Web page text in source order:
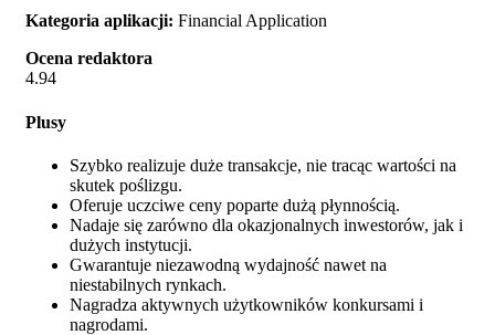
Kategoria aplikacji: Financial Application
Ocena redaktora
4.94
Plusy
Szybko realizuje duże transakcje, nie tracąc wartości na
skutek poślizgu.
Oferuje uczciwe ceny poparte dużą płynnością.
Nadaje się zarówno dla okazjonalnych inwestorów, jak i
dużych instytucji.
Gwarantuje niezawodną wydajność nawet na
niestabilnych rynkach.
Nagradza aktywnych użytkowników konkursami i
nagrodami.